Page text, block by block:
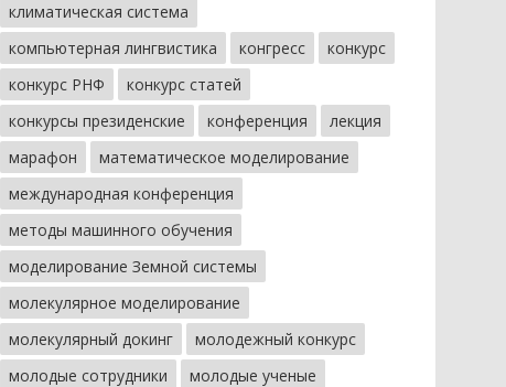
климатическая система
компьютерная лингвистика
конгресс
конкурс
конкурс РНФ
конкурс статей
конкурсы президенские
конференция
лекция
марафон
математическое моделирование
международная конференция
методы машинного обучения
моделирование Земной системы
молекулярное моделирование
молекулярный докинг
молодежный конкурс
молодые сотрудники
молодые ученые